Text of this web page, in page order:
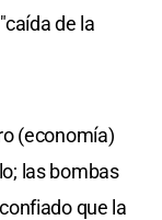
de la
(economía)
las bombas
que la